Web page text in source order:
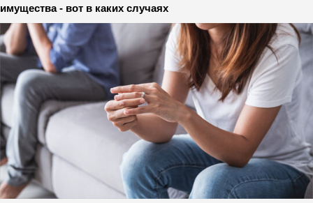
имущества - вот в каких случаях